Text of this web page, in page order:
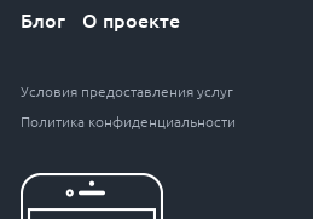
Блог О проекте
Условия предоставления услуг
Политика конфиденциальности